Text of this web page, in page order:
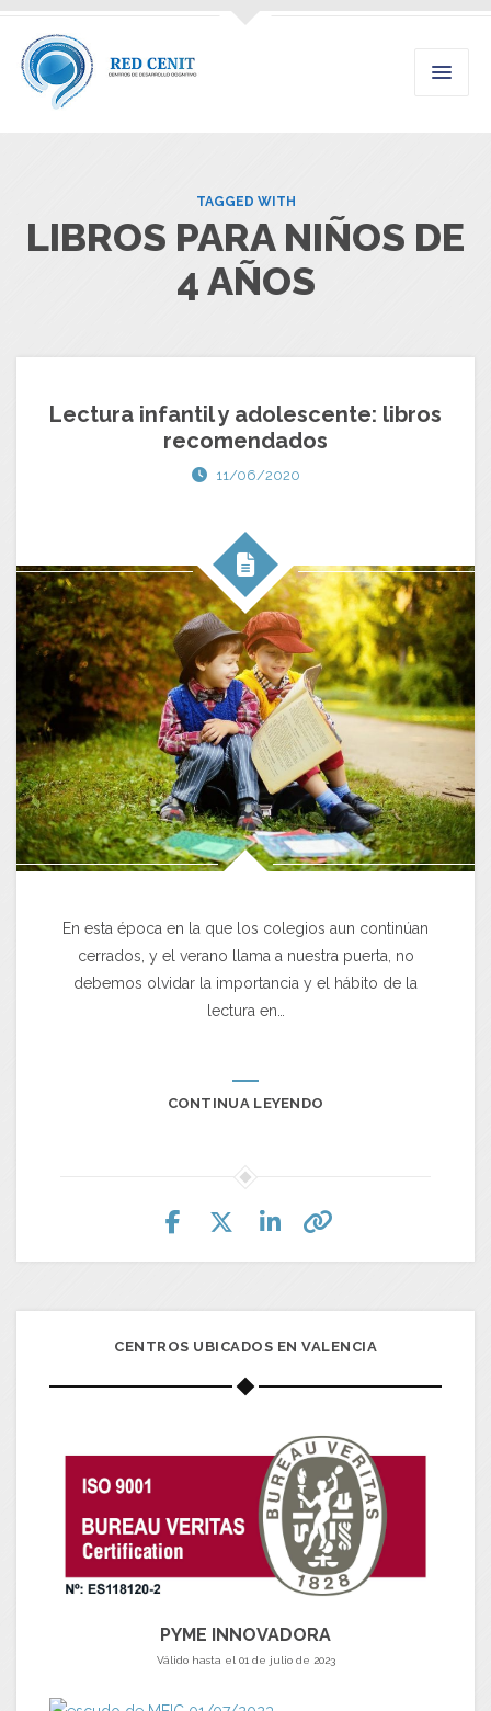
TAGGED WITH
LIBROS PARA NIÑOS DE
4 AÑOS
Lectura infantil y adolescente: libros
recomendados
11/06/2020
En esta época en la que los colegios aun continúan
cerrados, y el verano llama a nuestra puerta, no
debemos olvidar la importancia y el hábito de la
lectura en…
CONTINUA LEYENDO
CENTROS UBICADOS EN VALENCIA
PYME INNOVADORA
Válido hasta el 01 de julio de 2023